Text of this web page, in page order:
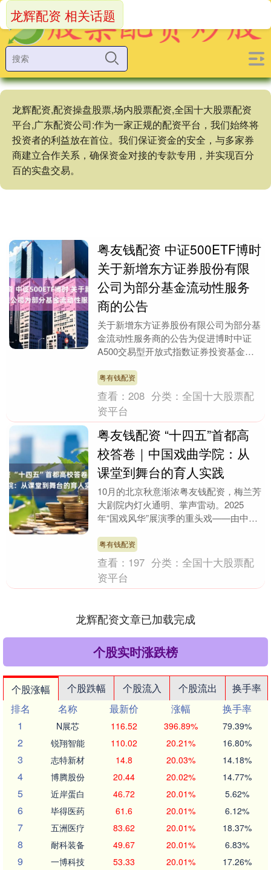
龙辉配资,配资操盘股票,场内股票配资,全国十大股票配资
平台,广东配资公司:作为一家正规的配资平台，我们始终将
投资者的利益放在首位。我们保证资金的安全，与多家券
商建立合作关系，确保资金对接的专款专用，并实现百分
百的实盘交易。
龙辉配资 相关话题
粤友钱配资 中证500ETF博时
关于新增东方证券股份有限
公司为部分基金流动性服务
商的公告
关于新增东方证券股份有限公司为部分基
金流动性服务商的公告为促进博时中证
A500交易型开放式指数证券投资基金
指数证券投....
粤有钱配资
查看：208 分类：全国十大股票配
资平台
粤友钱配资 “十四五”首都高
校答卷｜中国戏曲学院：从
课堂到舞台的育人实践
10月的北京秋意渐浓粤友钱配资，梅兰芳
大剧院内灯火通明、掌声雷动。2025
年“国戏风华”展演季的重头戏——由中国
排演的《红灯....
粤有钱配资
查看： 197 分类：全国十大股票配
资平台
龙辉配资文章已加载完成
个股实时涨跌榜
个股涨幅 个股跌幅 个股流入 个股流出
换手率
排名
名称 最新价 涨幅
换手率
1
N展芯 116.52 396.89% 79.39%
2 锐翔智能 110.02 20.21% 16.80%
3 志特新材 14.8 20.03% 14.18%
4 博腾股份 20.44 20.02% 14.77%
5 近岸蛋白 46.72 20.01% 5.62%
6 毕得医药 61.6 20.01% 6.12%
7 五洲医疗 83.62 20.01% 18.37%
8 耐科装备 49.67 20.01% 6.83%
9 一博科技 53.33 20.01% 17.26%